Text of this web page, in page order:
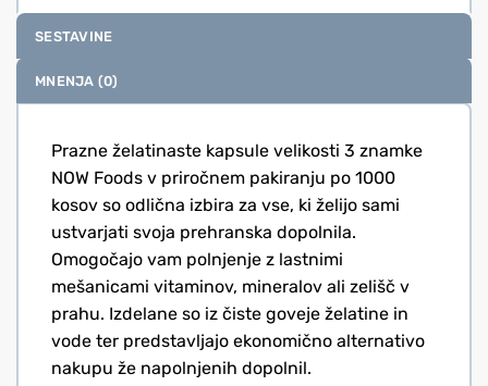
SESTAVINE
MNENJA (0)
Prazne želatinaste kapsule velikosti 3 znamke
NOW Foods v priročnem pakiranju po 1000
kosov so odlična izbira za vse, ki želijo sami
ustvarjati svoja prehranska dopolnila.
Omogočajo vam polnjenje z lastnimi
mešanicami vitaminov, mineralov ali zelišč v
prahu. Izdelane so iz čiste goveje želatine in
vode ter predstavljajo ekonomično alternativo
nakupu že napolnjenih dopolnil.